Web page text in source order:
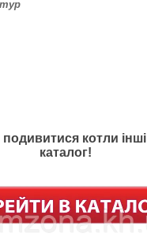
котли інші
каталог!